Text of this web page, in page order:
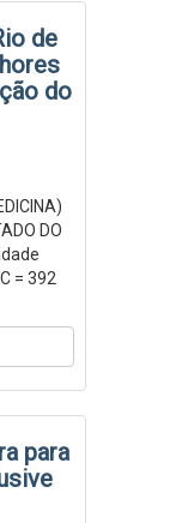
de
do
DO
= 392
para